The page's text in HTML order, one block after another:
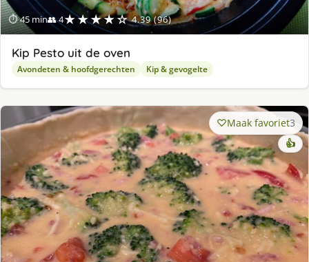
⏱ 45 min👥 4★★★★☆ 4.39 (96)
Kip Pesto uit de oven
Avondeten & hoofdgerechten Kip & gevogelte
Maak favoriet3
👍